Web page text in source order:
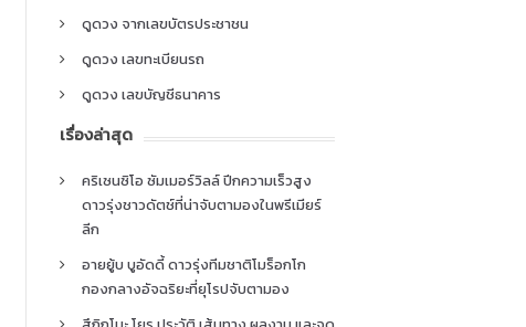
ดูดวง จากเลขบัตรประชาชน
ดูดวง เลขทะเบียนรถ
ดูดวง เลขบัญชีธนาคาร
เรื่องล่าสุด
คริเซนซิโอ ซัมเมอร์วิลล์ ปีกความเร็วสูง
ดาวรุ่งชาวดัตช์ที่น่าจับตามองในพรีเมียร์
ลีก
อายยู้บ บูอัดดี้ ดาวรุ่งทีมชาติโมร็อกโก
กองกลางอัจฉริยะที่ยุโรปจับตามอง